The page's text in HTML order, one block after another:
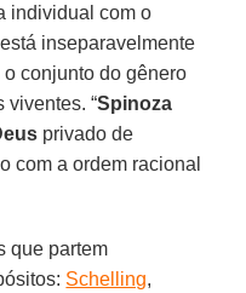
individual com o
inseparavelmente
conjunto do gênero
viventes. “Spinoza
privado de
com a ordem racional
que partem
Schelling,